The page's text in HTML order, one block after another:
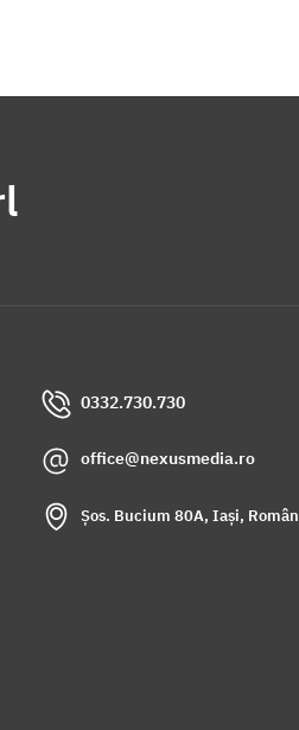
0332.730.730
office@nexusmedia.ro
Șos. Bucium 80A, Iași,